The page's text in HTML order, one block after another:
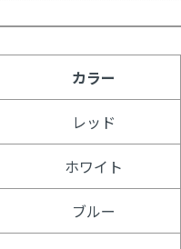
カラー
レッド
ホワイト
ブルー